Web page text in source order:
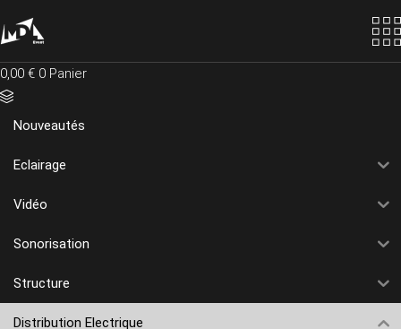
the
content
0,00 € 0 Panier
Nouveautés
Eclairage
Vidéo
Sonorisation
Structure
Distribution Electrique